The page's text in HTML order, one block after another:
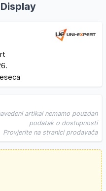
artikal nemamo pouzdan
podatak o dostupnosti
Provjerite na stranici prodavača